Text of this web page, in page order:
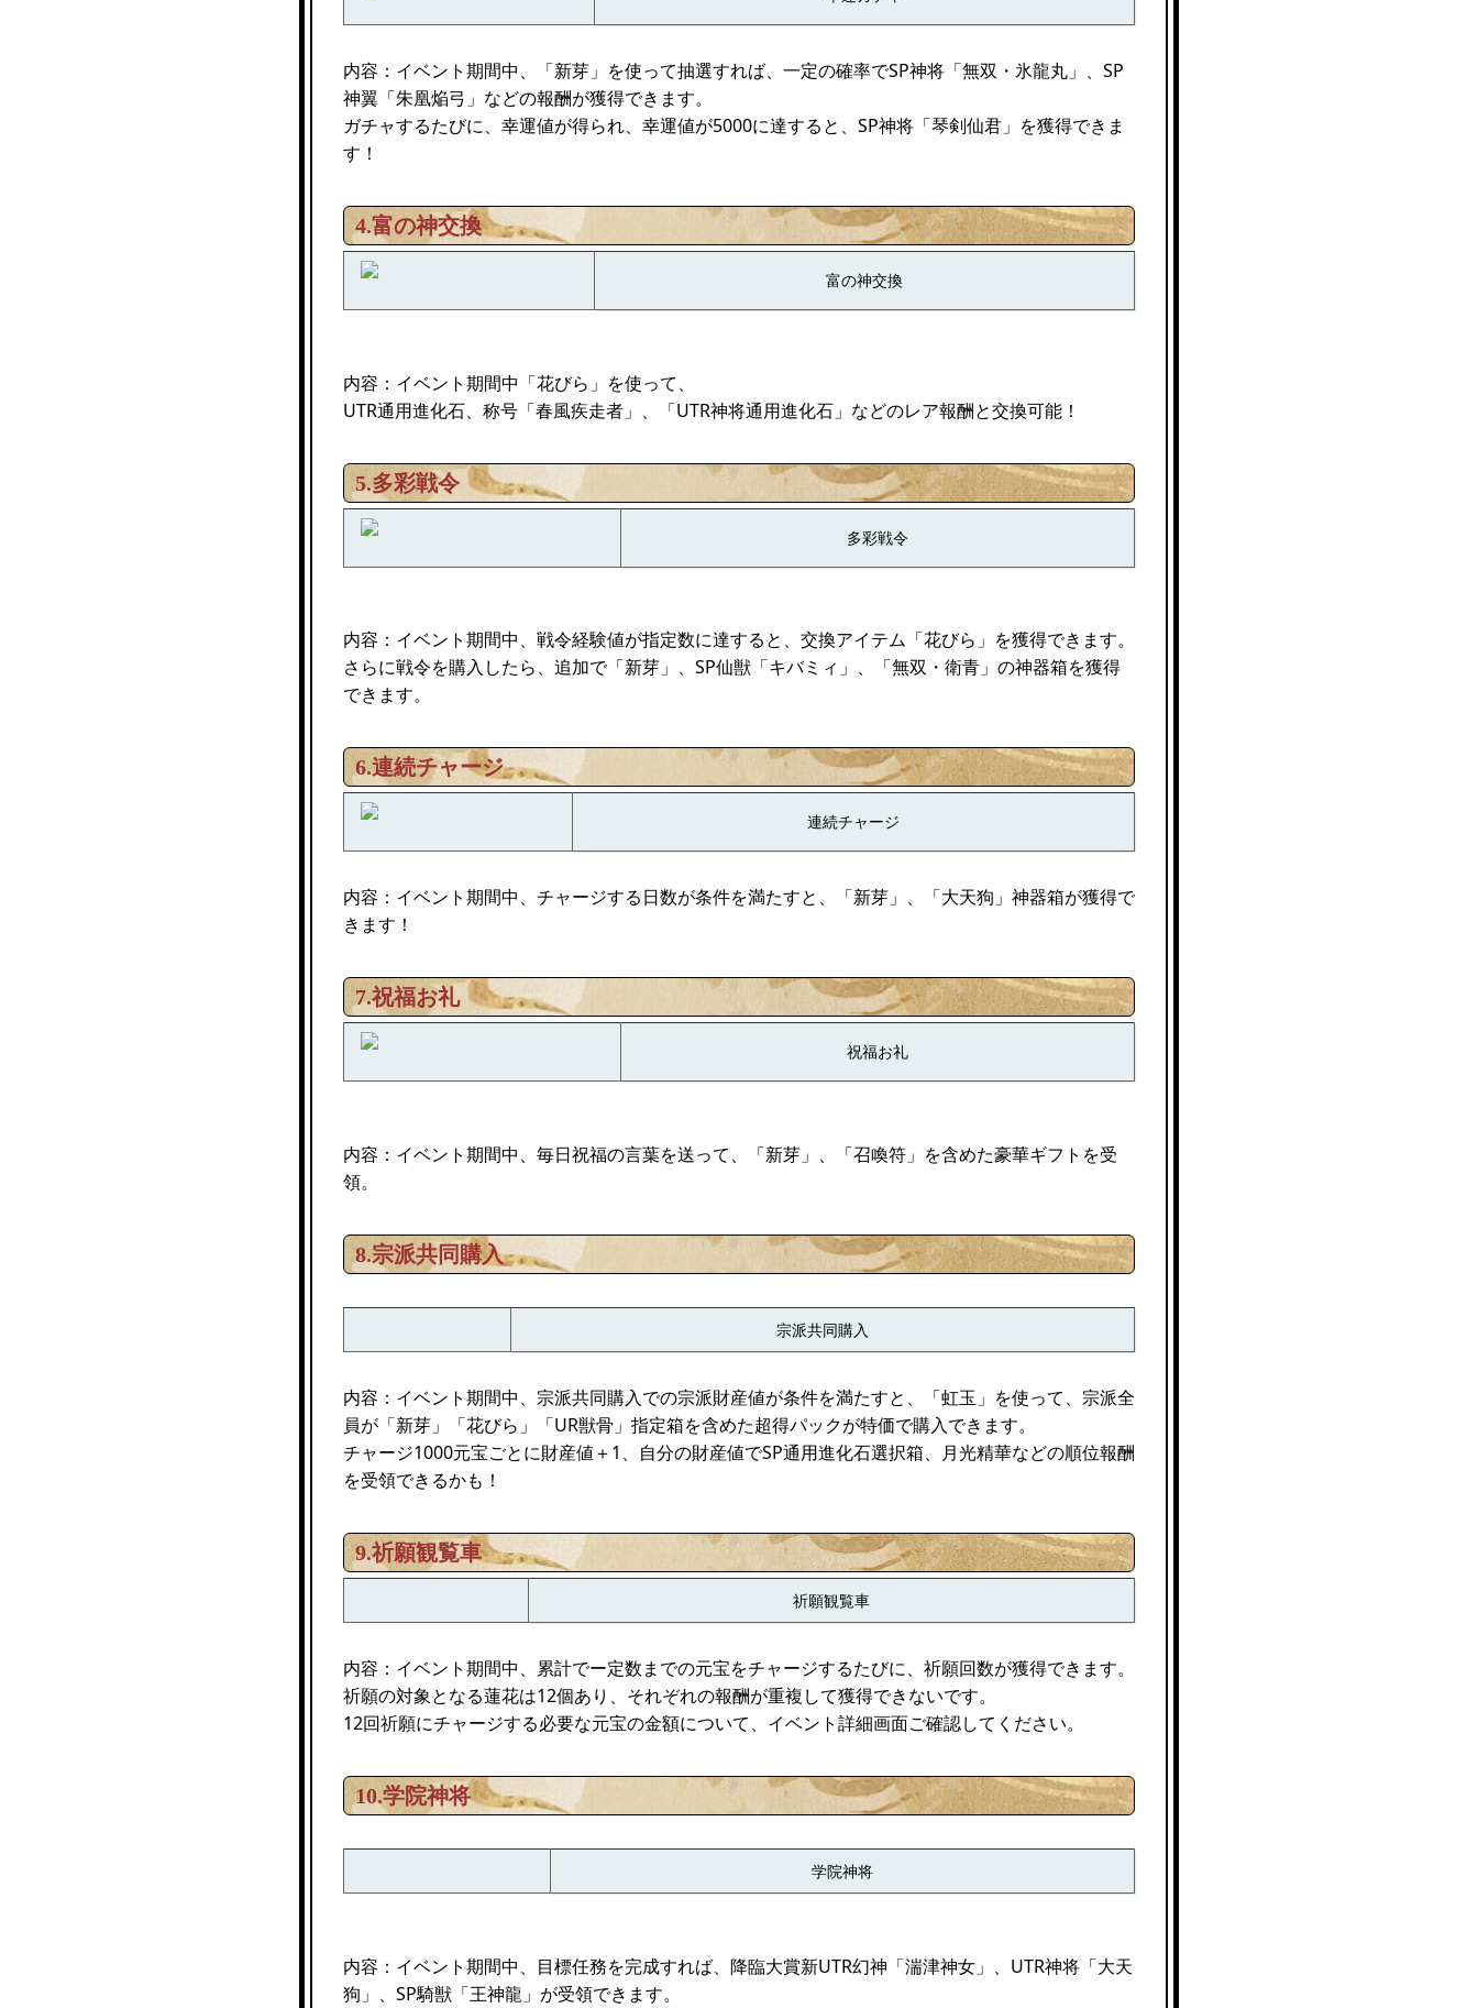
内容：イベント期間中、「新芽」を使って抽選すれば、一定の確率でSP神将「無双・氷龍丸」、SP
神翼「朱凰焔弓」などの報酬が獲得できます。
ガチャするたびに、幸運値が得られ、幸運値が5000に達すると、SP神将「琴剣仙君」を獲得できま
す！
4.富の神交換
富の神交換
内容：イベント期間中「花びら」を使って、
UTR通用進化石、称号「春風疾走者」、「UTR神将通用進化石」などのレア報酬と交換可能！
5.多彩戦令
多彩戦令
内容：イベント期間中、戦令経験値が指定数に達すると、交換アイテム「花びら」を獲得できます。
さらに戦令を購入したら、追加で「新芽」、SP仙獣「キバミィ」、「無双・衛青」の神器箱を獲得
できます。
6.連続チャージ
連続チャージ
内容：イベント期間中、チャージする日数が条件を満たすと、「新芽」、「大天狗」神器箱が獲得で
きます！
7.祝福お礼
祝福お礼
内容：イベント期間中、毎日祝福の言葉を送って、「新芽」、「召喚符」を含めた豪華ギフトを受
領。
8.宗派共同購入
宗派共同購入
内容：イベント期間中、宗派共同購入での宗派財産値が条件を満たすと、「虹玉」を使って、宗派全
員が「新芽」「花びら」「UR獣骨」指定箱を含めた超得パックが特価で購入できます。
チャージ1000元宝ごとに財産値＋1、自分の財産値でSP通用進化石選択箱、月光精華などの順位報酬
を受領できるかも！
9.祈願観覧車
祈願観覧車
内容：イベント期間中、累計でー定数までの元宝をチャージするたびに、祈願回数が獲得できます。
祈願の対象となる蓮花は12個あり、それぞれの報酬が重複して獲得できないです。
12回祈願にチャージする必要な元宝の金額について、イベント詳細画面ご確認してください。
10.学院神将
学院神将
内容：イベント期間中、目標任務を完成すれば、降臨大賞新UTR幻神「湍津神女」、UTR神将「大天
狗」、SP騎獣「王神龍」が受領できます。